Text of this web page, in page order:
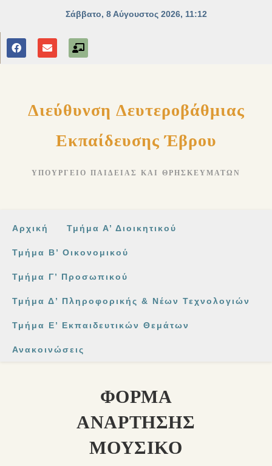
Διεύθυνση Δευτεροβάθμιας
Εκπαίδευσης Έβρου
ΥΠΟΥΡΓΕΊΟ ΠΑΙΔΕΊΑΣ ΚΑΙ ΘΡΗΣΚΕΥΜΆΤΩΝ
Αρχική Τμήμα Α’ Διοικητικού
Τμήμα Β’ Οικονομικού
Τμήμα Γ’ Προσωπικού
Τμήμα Δ’ Πληροφορικής & Νέων Τεχνολογιών
Τμήμα Ε’ Εκπαιδευτικών Θεμάτων
Ανακοινώσεις
ΦΟΡΜΑ
ΑΝΑΡΤΗΣΗΣ
ΜΟΥΣΙΚΟ